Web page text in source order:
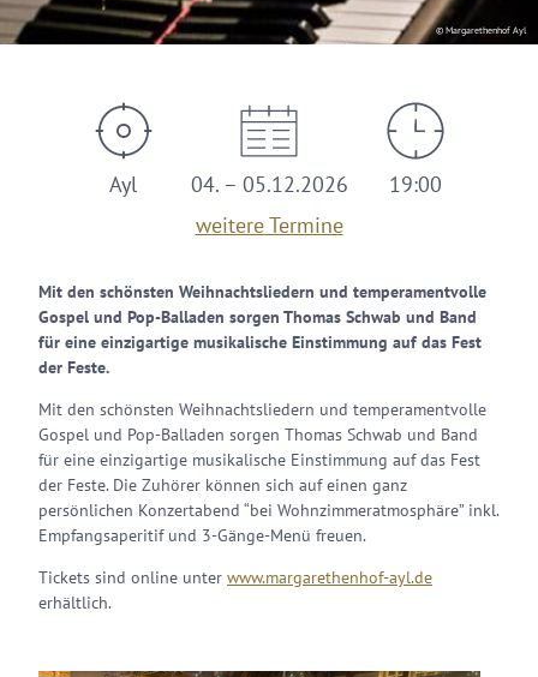
© Margarethenhof Ayl
Ayl
04. – 05.12.2026
weitere Termine
19:00
Mit den schönsten Weihnachtsliedern und temperamentvolle
Gospel und Pop-Balladen sorgen Thomas Schwab und Band
für eine einzigartige musikalische Einstimmung auf das Fest
der Feste.
Mit den schönsten Weihnachtsliedern und temperamentvolle
Gospel und Pop-Balladen sorgen Thomas Schwab und Band
für eine einzigartige musikalische Einstimmung auf das Fest
der Feste. Die Zuhörer können sich auf einen ganz
persönlichen Konzertabend “bei Wohnzimmeratmosphäre” inkl.
Empfangsaperitif und 3-Gänge-Menü freuen.
Tickets sind online unter www.margarethenhof-ayl.de
erhältlich.